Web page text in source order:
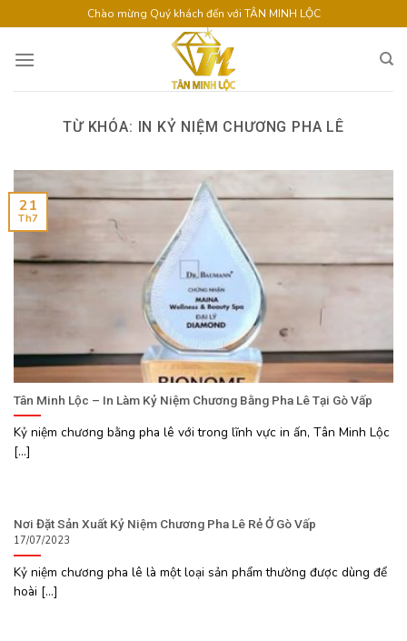
to
content
Chào mừng Quý khách đến với TÂN MINH LỘC
TỪ KHÓA: IN KỶ NIỆM CHƯƠNG PHA LÊ
Tân Minh Lộc – In Làm Kỷ Niệm Chương Bằng Pha Lê Tại Gò Vấp
Kỷ niệm chương bằng pha lê với trong lĩnh vực in ấn, Tân Minh Lộc
[...]
21
Th7
Nơi Đặt Sản Xuất Kỷ Niệm Chương Pha Lê Rẻ Ở Gò Vấp
17/07/2023
Kỷ niệm chương pha lê là một loại sản phẩm thường được dùng để
hoài [...]